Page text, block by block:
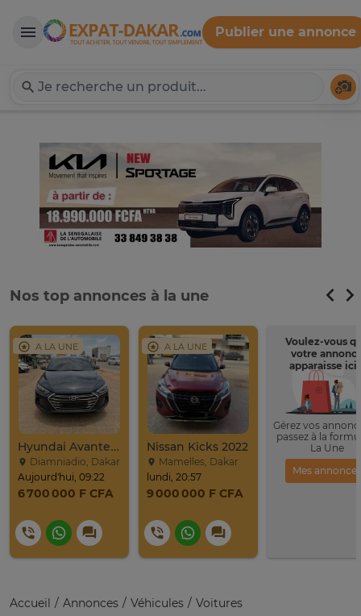
Expat-Dakar
Publier une annonce
Nos top annonces à la une
A LA UNE
Hyundai Avante 2017
Diamniadio, Dakar
Aujourd'hui, 09:22
6 700 000 F CFA
A LA UNE
Nissan Kicks 2022
Mamelles, Dakar
lundi, 20:57
9 000 000 F CFA
Voulez-vous
votre
apparaisse ici
Gérez vos
passez à la
La Une
Mes annonces
Accueil Annonces Véhicules
Voitures